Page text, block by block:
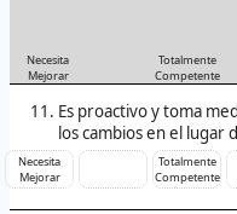
Necesita
Mejorar
Totalmente
Competente
Es proactivo y toma
los cambios en el lugar
Necesita
Mejorar
Totalmente
Competente